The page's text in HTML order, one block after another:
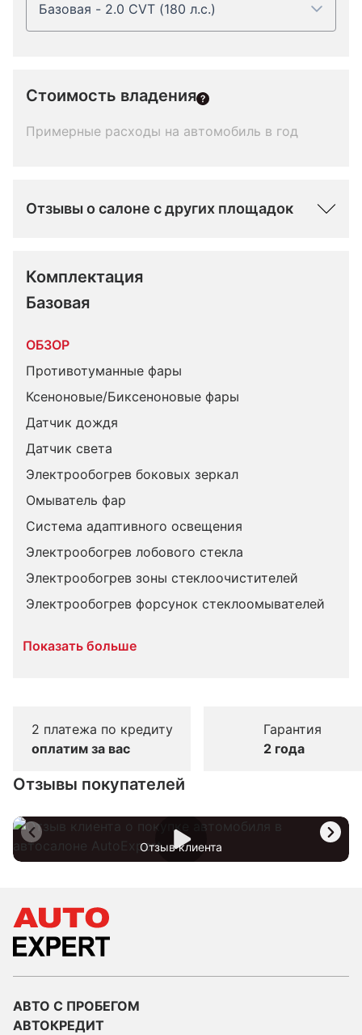
Базовая - 2.0 CVT (180 л.с.)
Стоимость владения
Примерные расходы на автомобиль в год
Отзывы о салоне с других площадок
Комплектация
Базовая
ОБЗОР
Противотуманные фары
Ксеноновые/Биксеноновые фары
Датчик дождя
Датчик света
Электрообогрев боковых зеркал
Омыватель фар
Система адаптивного освещения
Электрообогрев лобового стекла
Электрообогрев зоны стеклоочистителей
Электрообогрев форсунок стеклоомывателей
Показать больше
2 платежа по кредиту
оплатим за вас
Гарантия
2 года
Отзывы покупателей
Отзыв клиента
АВТО С ПРОБЕГОМ
АВТОКРЕДИТ